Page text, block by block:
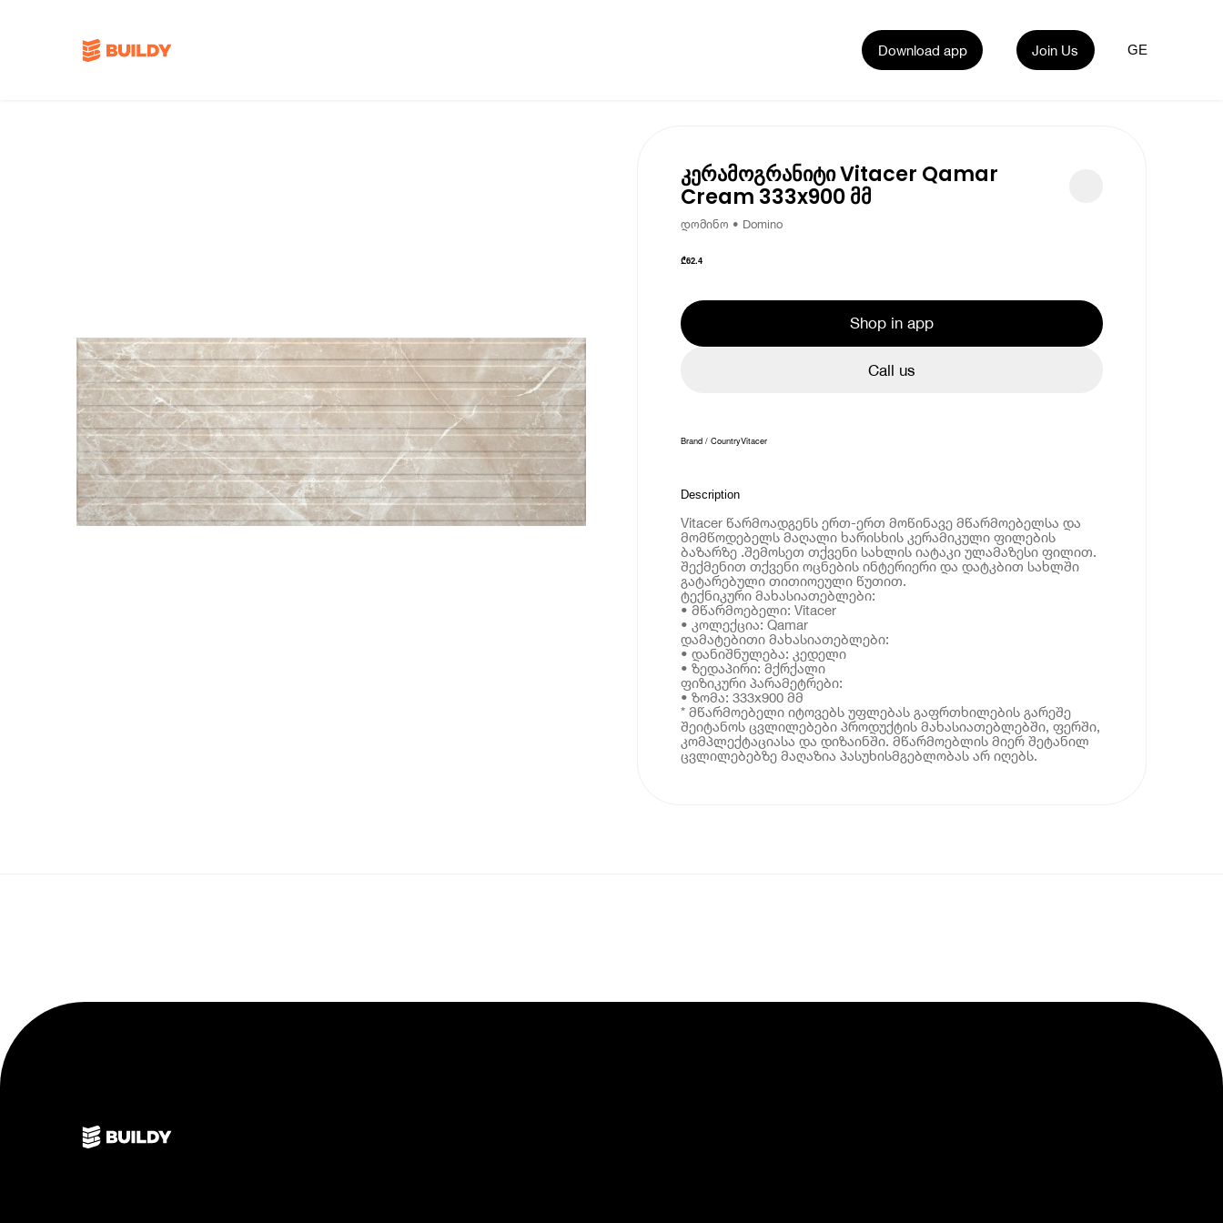
Download app Join Us GE
კერამოგრანიტი Vitacer Qamar
Cream 333x900 მმ
დომინო • Domino
₾62.4
Shop in app
Call us
Brand / CountryVitacer
Description
Vitacer წარმოადგენს ერთ-ერთ მოწინავე მწარმოებელსა და
მომწოდებელს მაღალი ხარისხის კერამიკული ფილების
ბაზარზე .შემოსეთ თქვენი სახლის იატაკი ულამაზესი ფილით.
შექმენით თქვენი ოცნების ინტერიერი და დატკბით სახლში
გატარებული თითიოეული წუთით.
ტექნიკური მახასიათებლები:
• მწარმოებელი: Vitacer
• კოლექცია: Qamar
დამატებითი მახასიათებლები:
• დანიშნულება: კედელი
• ზედაპირი: მქრქალი
ფიზიკური პარამეტრები:
• ზომა: 333x900 მმ
* მწარმოებელი იტოვებს უფლებას გაფრთხილების გარეშე
შეიტანოს ცვლილებები პროდუქტის მახასიათებლებში, ფერში,
კომპლექტაციასა და დიზაინში. მწარმოებლის მიერ შეტანილ
ცვლილებებზე მაღაზია პასუხისმგებლობას არ იღებს.